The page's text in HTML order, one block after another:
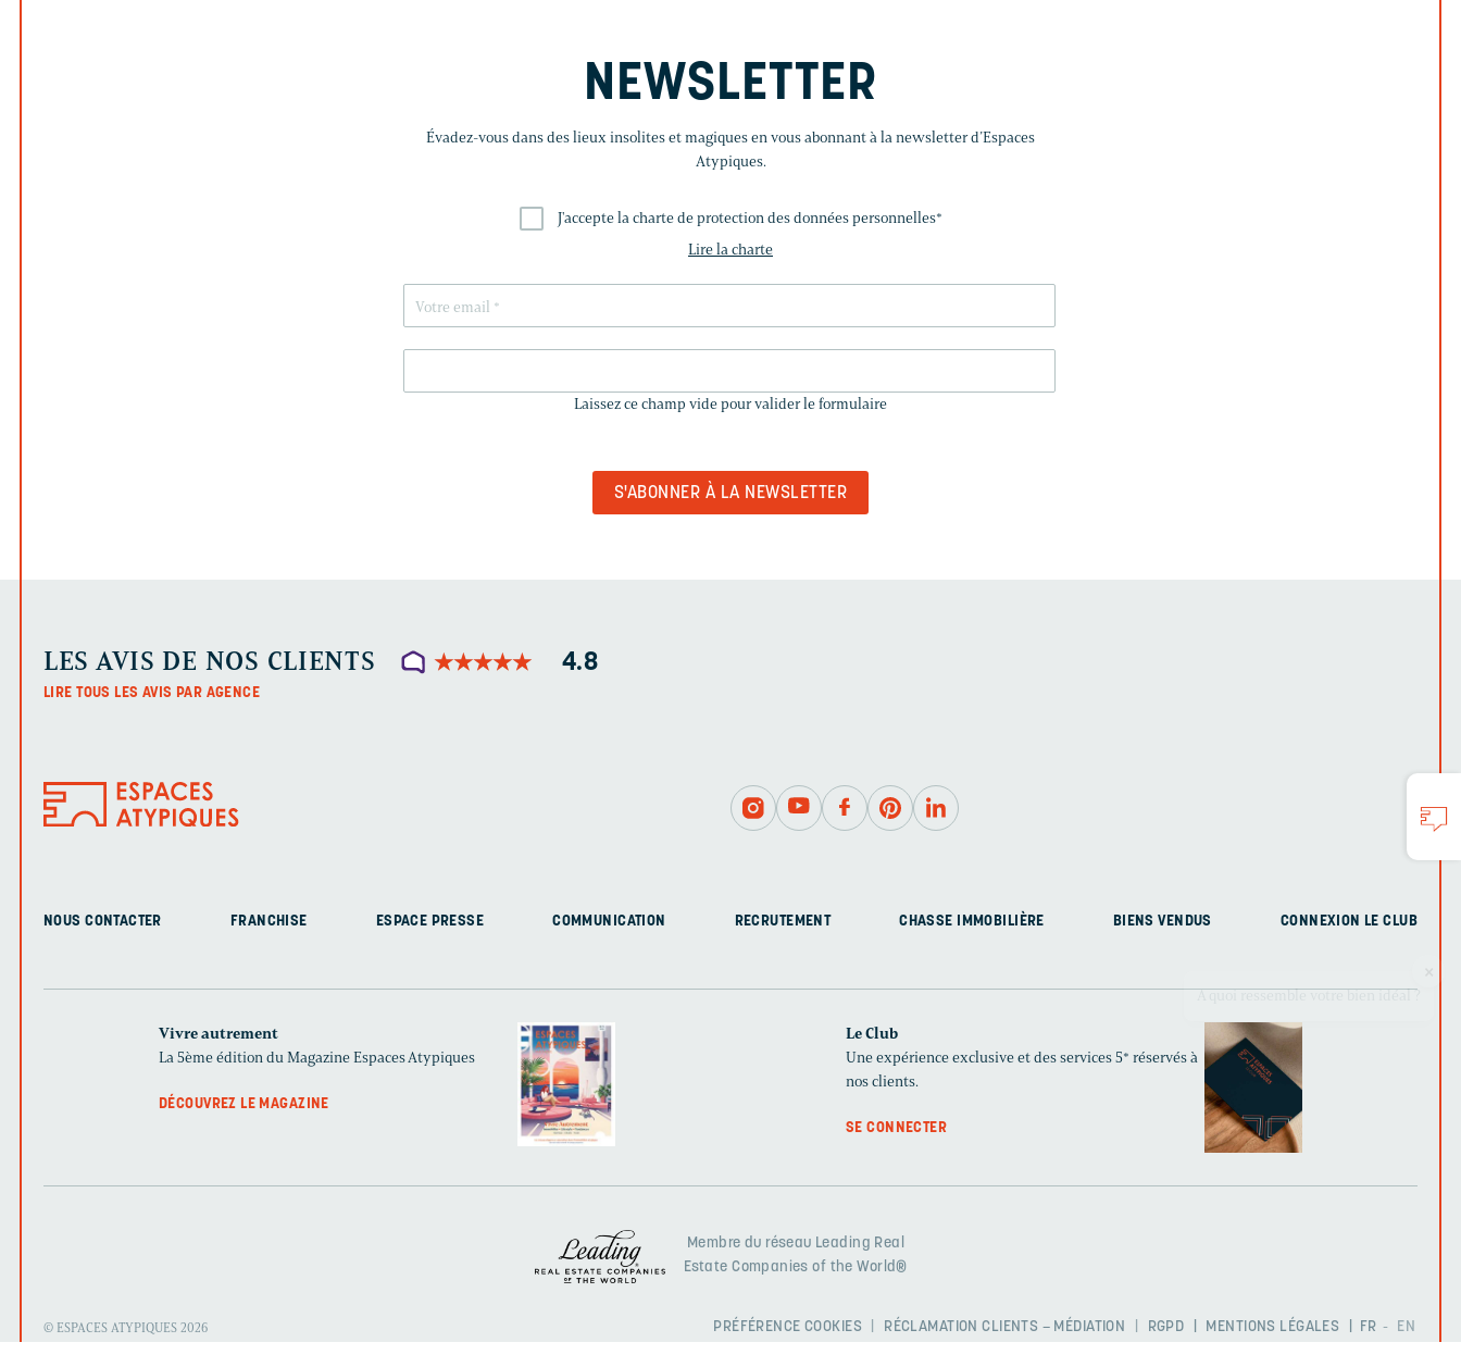
NEWSLETTER
Évadez-vous dans des lieux insolites et magiques en vous abonnant à la newsletter d’Espaces
Atypiques.
J'accepte la charte de protection des données personnelles*
Lire la charte
CHAMP
Laissez ce champ vide pour valider le formulaire
LES AVIS DE NOS CLIENTS ★★★★★
★★★★★ 4.8
LIRE TOUS LES AVIS PAR AGENCE
NOUS CONTACTER FRANCHISE ESPACE PRESSE COMMUNICATION RECRUTEMENT CHASSE IMMOBILIÈRE BIENS VENDUS CONNEXION LE CLUB
Vivre autrement
La 5ème édition du Magazine Espaces Atypiques
DÉCOUVREZ LE MAGAZINE
Le Club
Une expérience exclusive et des services 5* réservés à
nos clients.
SE CONNECTER
Membre du réseau Leading Real
Estate Companies of the World®
FR EN
PRÉFÉRENCE COOKIES RÉCLAMATION CLIENTS – MÉDIATION RGPD MENTIONS LÉGALES
© ESPACES ATYPIQUES 2026